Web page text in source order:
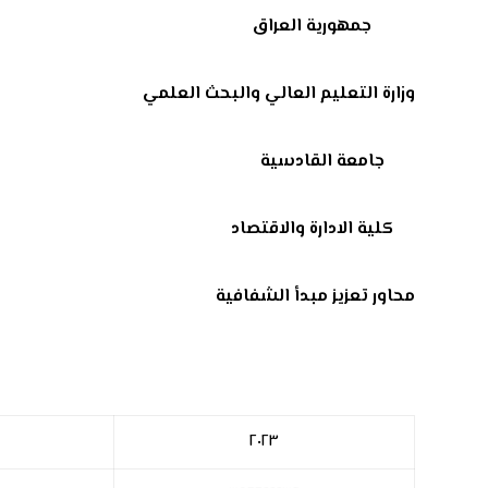
جمهورية
وزارة التعليم العالي والبحث
جامعة
كلية الادارة
محاور تعزيز مبدأ الشفافية
٢٠٢٣